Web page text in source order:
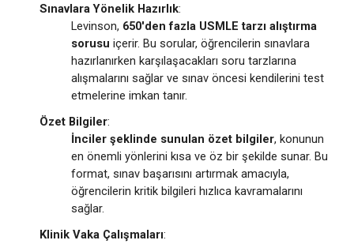
Sınavlara Yönelik Hazırlık:
Levinson, 650'den fazla USMLE tarzı alıştırma
sorusu içerir. Bu sorular, öğrencilerin sınavlara
hazırlanırken karşılaşacakları soru tarzlarına
alışmalarını sağlar ve sınav öncesi kendilerini test
etmelerine imkan tanır.
Özet Bilgiler:
İnciler şeklinde sunulan özet bilgiler, konunun
en önemli yönlerini kısa ve öz bir şekilde sunar. Bu
format, sınav başarısını artırmak amacıyla,
öğrencilerin kritik bilgileri hızlıca kavramalarını
sağlar.
Klinik Vaka Çalışmaları: